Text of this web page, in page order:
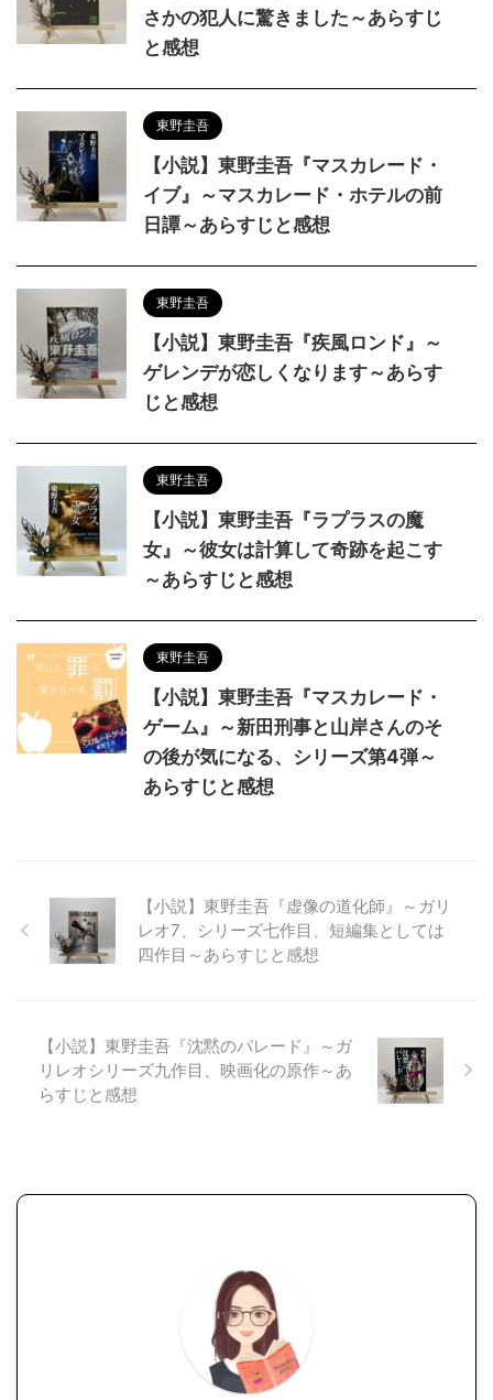
さかの犯人に驚きました～あらすじ
と感想
東野圭吾
【小説】東野圭吾『マスカレード・
イブ』～マスカレード・ホテルの前
日譚～あらすじと感想
東野圭吾
【小説】東野圭吾『疾風ロンド』～
ゲレンデが恋しくなります～あらす
じと感想
東野圭吾
【小説】東野圭吾『ラプラスの魔
女』～彼女は計算して奇跡を起こす
～あらすじと感想
東野圭吾
【小説】東野圭吾『マスカレード・
ゲーム』～新田刑事と山岸さんのそ
の後が気になる、シリーズ第4弾～
あらすじと感想
【小説】東野圭吾『虚像の道化師』～ガリ
レオ7、シリーズ七作目、短編集としては
四作目～あらすじと感想
【小説】東野圭吾『沈黙のパレード』～ガ
リレオシリーズ九作目、映画化の原作～あ
らすじと感想